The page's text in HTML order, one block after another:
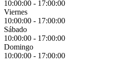
10:00:00 - 17:00:00
Viernes
10:00:00 - 17:00:00
Sábado
10:00:00 - 17:00:00
Domingo
10:00:00 - 17:00:00